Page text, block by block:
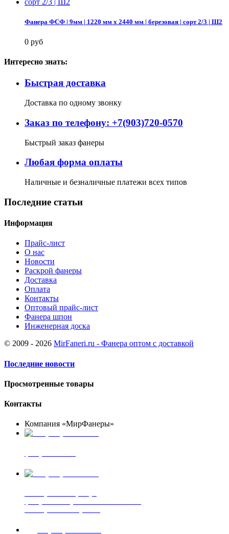
Фанера ФСФ | 9мм | 1220 мм х 2440 мм | березовая | сорт 2/3 | Ш2
0 руб
Интересно знать:
Быстрая доставка
Доставка по одному звонку
Заказ по телефону: +7(903)720-0570
Быстрый заказ фанеры
Любая форма оплаты
Наличные и безналичные платежи всех типов
Последние статьи
Информация
Прайс-лист
О нас
Новости
Раскрой фанеры
Доставка
Оплата
Контакты
Оптовый прайс-лист
Фанера шпон
Инженерная доска
© 2009 - 2026 MirFaneri.ru - Фанера оптом с доставкой
Последние новости
Просмотренные товары
Контакты
Компания «МирФанеры»